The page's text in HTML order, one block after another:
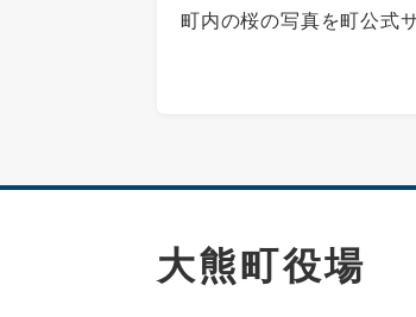
町内の桜の写真を町公式
大熊町役場